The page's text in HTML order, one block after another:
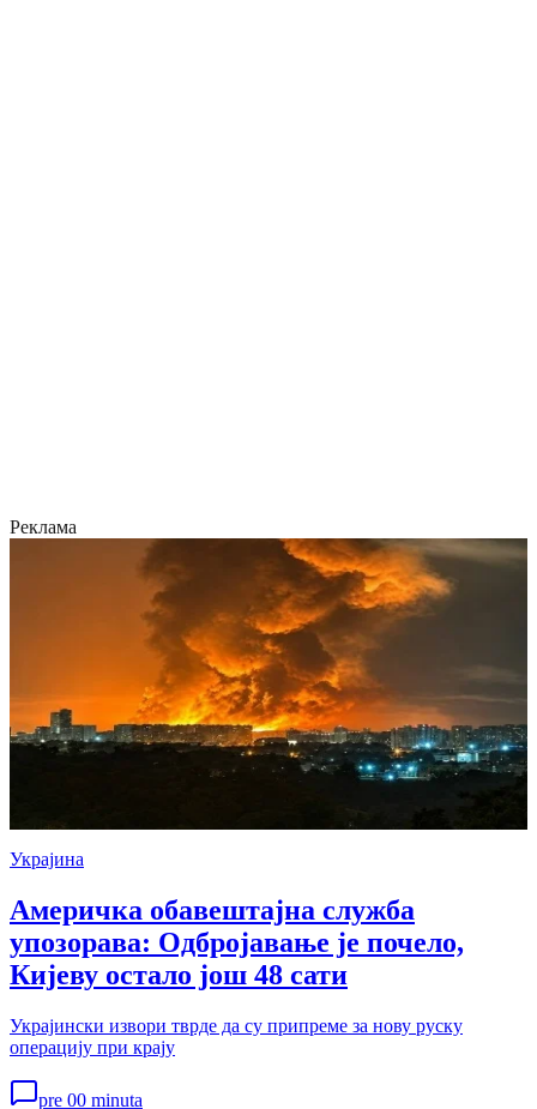
Реклама
Украјина
Америчка обавештајна служба
упозорава: Одбројавање је почело,
Кијеву остало још 48 сати
Украјински извори тврде да су припреме за нову руску
операцију при крају
pre 00 minuta